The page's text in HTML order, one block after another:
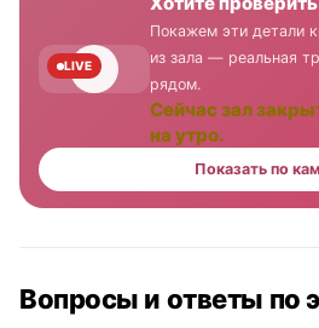
LIVE
Покажем эти детали
из зала — реальная
рядом.
Сейчас зал
на утро.
Показать по
Вопросы и ответы по